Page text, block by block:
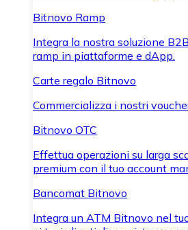
Bitnovo Ramp
Integra la nostra soluzione
ramp in piattaforme e dApp.
Carte regalo Bitnovo
Commercializza i nostri
Bitnovo OTC
Effettua operazioni su larga
premium con il tuo account
Bancomat Bitnovo
Integra un ATM Bitnovo nel